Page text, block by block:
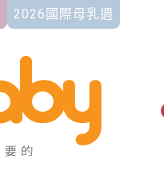
2026國際母乳週